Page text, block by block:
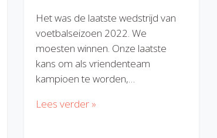
Het was de laatste wedstrijd van
voetbalseizoen 2022. We
moesten winnen. Onze laatste
kans om als vriendenteam
kampioen te worden,…
Lees verder »